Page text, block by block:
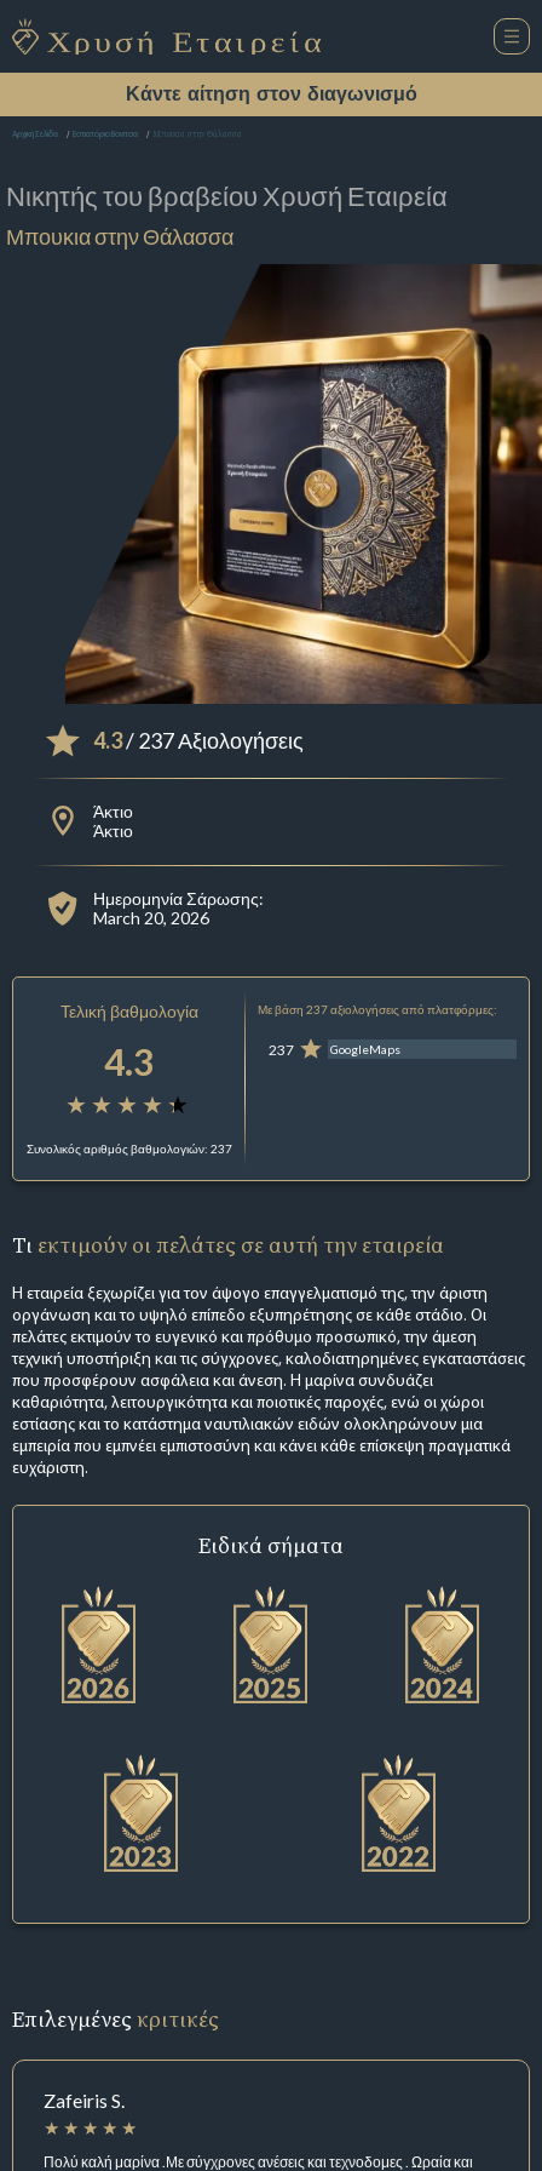
Κάντε αίτηση στον διαγωνισμό
Αρχική Σελίδα Εστιατόριο Βονιτσα Μπουκια στην Θάλασσα
Νικητής του βραβείου Χρυσή Εταιρεία
Μπουκια στην Θάλασσα
4.3/ 237 Αξιολογήσεις
Άκτιο
Άκτιο
Ημερομηνία Σάρωσης:
March 20, 2026
Τελική βαθμολογία
4.3
Συνολικός αριθμός βαθμολογιών: 237
Με βάση 237 αξιολογήσεις από πλατφόρμες:
237 GoogleMaps
Τι εκτιμούν οι πελάτες σε αυτή την εταιρεία
Η εταιρεία ξεχωρίζει για τον άψογο επαγγελματισμό της, την άριστη
οργάνωση και το υψηλό επίπεδο εξυπηρέτησης σε κάθε στάδιο. Οι
πελάτες εκτιμούν το ευγενικό και πρόθυμο προσωπικό, την άμεση
τεχνική υποστήριξη και τις σύγχρονες, καλοδιατηρημένες εγκαταστάσεις
που προσφέρουν ασφάλεια και άνεση. Η μαρίνα συνδυάζει
καθαριότητα, λειτουργικότητα και ποιοτικές παροχές, ενώ οι χώροι
εστίασης και το κατάστημα ναυτιλιακών ειδών ολοκληρώνουν μια
εμπειρία που εμπνέει εμπιστοσύνη και κάνει κάθε επίσκεψη πραγματικά
ευχάριστη.
Ειδικά σήματα
Επιλεγμένεςκριτικές
Zafeiris S.
Πολύ καλή μαρίνα .Με σύγχρονες ανέσεις και τεχνοδομες . Ωραία και